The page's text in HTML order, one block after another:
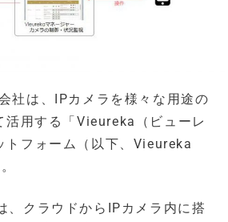
社は、IPカメラを様々な用途の
活用する「Vieureka（ビューレ
フォーム（以下、Vieureka
、クラウドからIPカメラ内に搭